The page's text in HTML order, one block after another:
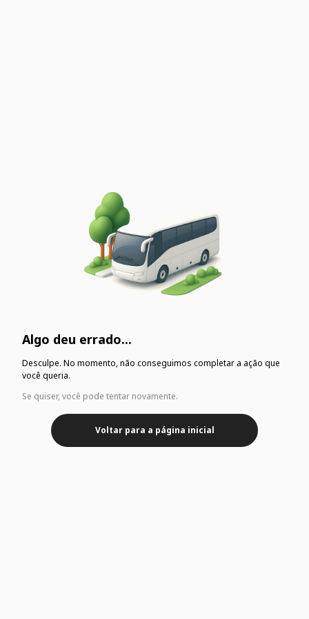
Algo deu errado...
Desculpe. No momento, não conseguimos completar a ação que
você queria.
Se quiser, você pode tentar novamente.
Voltar para a página inicial